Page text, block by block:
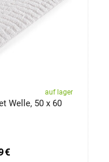
auf lager
Welle, 50 x 60
€